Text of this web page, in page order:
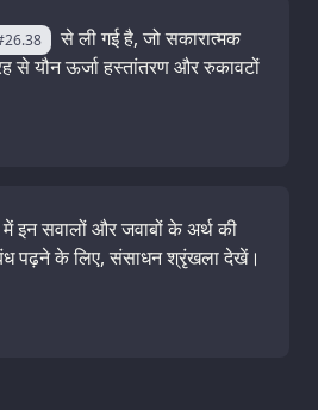
से ली गई है, जो सकारात्मक
से यौन ऊर्जा हस्तांतरण और रुकावटों
इन सवालों और जवाबों के अर्थ की
पढ़ने के लिए, संसाधन श्रृंखला देखें।